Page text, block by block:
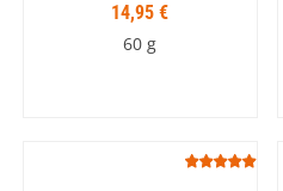
14,95 €
60 g